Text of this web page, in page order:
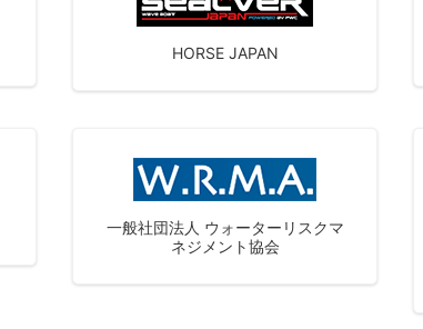
HORSE JAPAN
一般社団法人 ウォーターリスクマ
ネジメント協会